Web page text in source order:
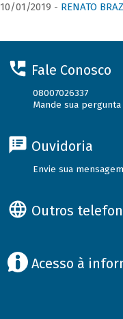
10/01/2019 - RENATO
Fale Conosco
08007026337
Mande sua pergunta
Ouvidoria
Envie sua mensagem
Outros
Acesso à